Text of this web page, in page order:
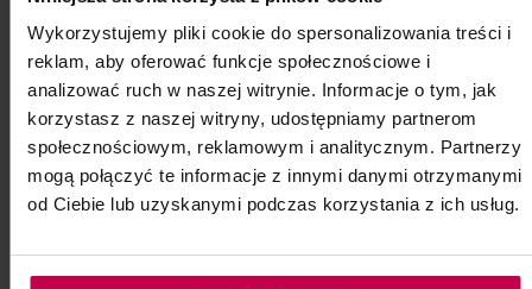
Wykorzystujemy pliki cookie do spersonalizowania treści i
reklam, aby oferować funkcje społecznościowe i
analizować ruch w naszej witrynie. Informacje o tym, jak
korzystasz z naszej witryny, udostępniamy partnerom
społecznościowym, reklamowym i analitycznym. Partnerzy
mogą połączyć te informacje z innymi danymi otrzymanymi
od Ciebie lub uzyskanymi podczas korzystania z ich usług.
Pokrowiec na fotel frotte
Kod: 8236